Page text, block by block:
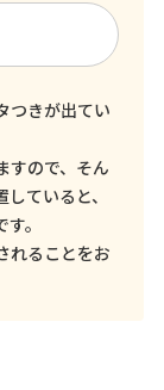
つきが出てい
すので、そん
ていると、
。
れることをお